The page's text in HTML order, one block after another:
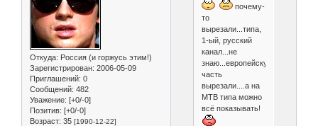
Откуда: Россия (и горжусь этим!)
Зарегистрирован: 2006-05-09
Приглашений: 0
Сообщений: 482
Уважение: [+0/-0]
Позитив: [+0/-0]
Возраст: 35 [1990-12-22]
почему-
то
вырезали...типа,
1-ый, русский
канал...не
знаю...европейскую
часть
вырезали....а на
МТВ типа можно
всё показывать!